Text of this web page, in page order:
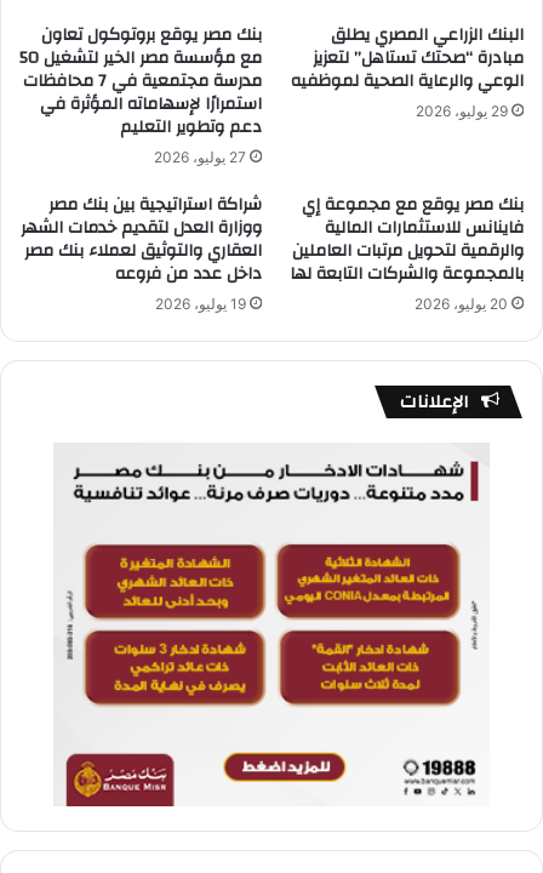
البنك الزراعي المصري يطلق
مبادرة “صحتك تستاهل” لتعزيز
الوعي والرعاية الصحية لموظفيه
29 يوليو، 2026
بنك مصر يوقع بروتوكول تعاون
مع مؤسسة مصر الخير لتشغيل 50
مدرسة مجتمعية في 7 محافظات
استمرارًا لإسهاماته المؤثرة في
دعم وتطوير التعليم
27 يوليو، 2026
بنك مصر يوقع مع مجموعة إي
فاينانس للاستثمارات المالية
والرقمية لتحويل مرتبات العاملين
بالمجموعة والشركات التابعة لها
20 يوليو، 2026
شراكة استراتيجية بين بنك مصر
ووزارة العدل لتقديم خدمات الشهر
العقاري والتوثيق لعملاء بنك مصر
داخل عدد من فروعه
19 يوليو، 2026
الإعلانات